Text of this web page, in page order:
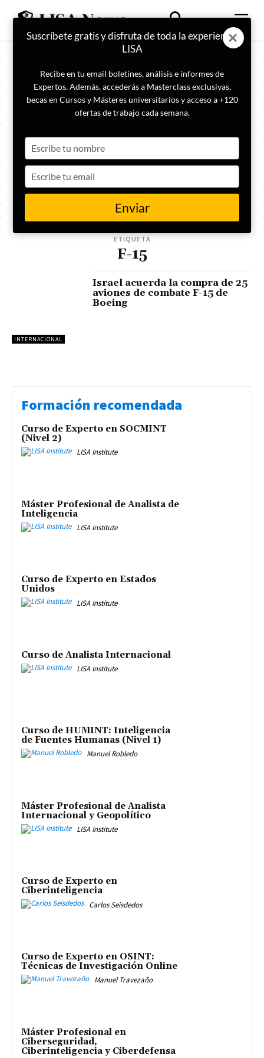
ETIQUETA
F-15
INTERNACIONAL
Israel acuerda la compra de 25
aviones de combate F-15 de
Boeing
Formación recomendada
Curso de Experto en SOCMINT
(Nivel 2)
LISA Institute
Máster Profesional de Analista de
Inteligencia
LISA Institute
Curso de Experto en Estados
Unidos
LISA Institute
Curso de Analista Internacional
LISA Institute
Curso de HUMINT: Inteligencia
de Fuentes Humanas (Nivel 1)
Manuel Robledo
Máster Profesional de Analista
Internacional y Geopolítico
LISA Institute
Curso de Experto en
Ciberinteligencia
Carlos Seisdedos
Curso de Experto en OSINT:
Técnicas de Investigación Online
Manuel Travezaño
Máster Profesional en
Ciberseguridad,
Ciberinteligencia y Ciberdefensa
Suscríbete gratis y disfruta de toda la experiencia
LISA
Recibe en tu email boletines, análisis e informes de
Expertos. Además, accederás a Masterclass exclusivas,
becas en Cursos y Másteres universitarios y acceso a +120
ofertas de trabajo cada semana.
your
name
your
email
Enviar